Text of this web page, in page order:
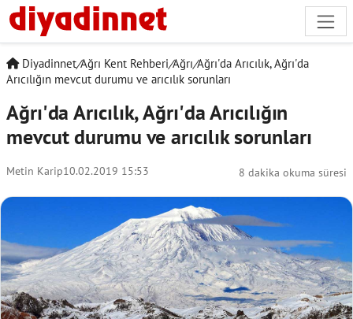
Diyadinnet/Ağrı Kent Rehberi/Ağrı/Ağrı'da Arıcılık, Ağrı'da
Arıcılığın mevcut durumu ve arıcılık sorunları
Ağrı'da Arıcılık, Ağrı'da Arıcılığın
mevcut durumu ve arıcılık sorunları
Metin Karip10.02.2019 15:53 8 dakika okuma süresi